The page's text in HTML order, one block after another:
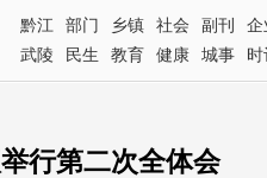
黔江 部门 乡镇 社会 副刊
企
武陵
民生 教育 健康 城事 时
行第二次全体会